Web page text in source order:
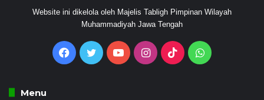
Website ini dikelola oleh Majelis Tabligh Pimpinan Wilayah
Muhammadiyah Jawa Tengah
Facebook
Twitter YouTubeInstagram
TikTokWhatsApp
Menu